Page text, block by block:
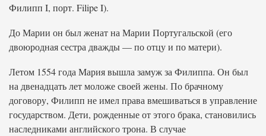
Филипп I, порт. Filipe I).
До Марии он был женат на Марии Португальской (его
двоюродная сестра дважды — по отцу и по матери).
Летом 1554 года Мария вышла замуж за Филиппа. Он был
на двенадцать лет моложе своей жены. По брачному
договору, Филипп не имел права вмешиваться в управление
государством. Дети, рожденные от этого брака, становились
наследниками английского трона. В случае